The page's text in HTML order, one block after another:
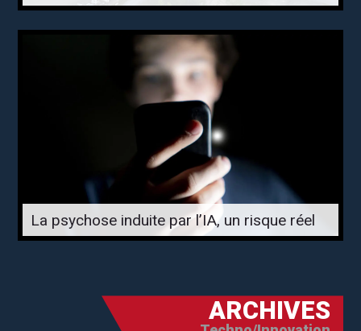
La psychose induite par l’IA, un risque réel
ARCHIVES